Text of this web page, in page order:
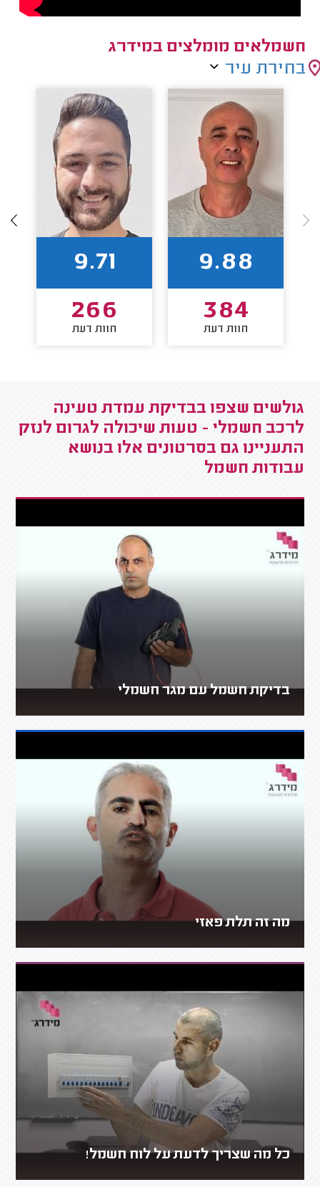
חשמלאים מומלצים במידרג
בחירת עיר
9.88
384
חוות דעת
9.71
266
חוות דעת
גולשים שצפו בבדיקת עמדת טעינה
לרכב חשמלי - טעות שיכולה לגרום לנזק
התעניינו גם בסרטונים אלו בנושא
עבודות חשמל
בדיקת חשמל עם מגר חשמלי
מה זה תלת פאזי
כל מה שצריך לדעת על לוח חשמל!